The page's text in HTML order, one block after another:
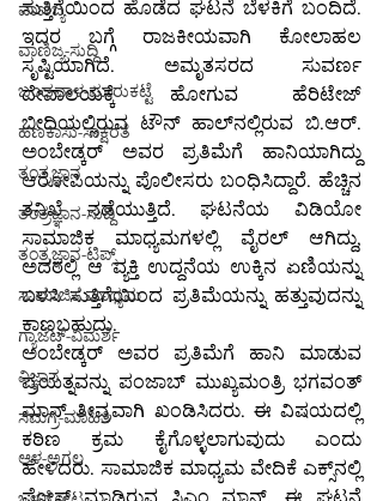
ವಾಣಿಜ್ಯ
ವಾಣಿಜ್ಯ-ಸುದ್ದಿ
ಬಂಡವಾಳ-ಮಾರುಕಟ್ಟೆ
ಹಣಕಾಸು-ಸಾಕ್ಷರತೆ
ತಂತ್ರಜ್ಞಾನ
ತಂತ್ರಜ್ಞಾನ-ಸುದ್ದಿ
ತಂತ್ರಜ್ಞಾನ-ಟಿಪ್ಸ್
ಸಾಮಾಜಿಕ ಮಾಧ್ಯಮ
ಗ್ಯಾಜೆಟ್-ವಿಮರ್ಶೆ
ವಿಜ್ಞಾನ
ಸಮಗ್ರ-ಮಾಹಿತಿ
ಆಳ-ಅಗಲ
ಸುತ್ತಿಗೆಯಿಂದ ಹೊಡೆದ ಘಟನೆ ಬೆಳಕಿಗೆ ಬಂದಿದೆ.
ಇದರ ಬಗ್ಗೆ ರಾಜಕೀಯವಾಗಿ ಕೋಲಾಹಲ
ಸೃಷ್ಟಿಯಾಗಿದೆ. ಅಮೃತಸರದ ಸುವರ್ಣ
ದೇವಾಲಯಕ್ಕೆ ಹೋಗುವ ಹೆರಿಟೇಜ್
ಬೀದಿಯಲ್ಲಿರುವ ಟೌನ್ ಹಾಲ್‌ನಲ್ಲಿರುವ ಬಿ.ಆರ್.
ಅಂಬೇಡ್ಕರ್ ಅವರ ಪ್ರತಿಮೆಗೆ ಹಾನಿಯಾಗಿದ್ದು
ಆರೋಪಿಯನ್ನು ಪೊಲೀಸರು ಬಂಧಿಸಿದ್ದಾರೆ. ಹೆಚ್ಚಿನ
ತನಿಖೆ ನಡೆಯುತ್ತಿದೆ. ಘಟನೆಯ ವಿಡಿಯೋ
ಸಾಮಾಜಿಕ ಮಾಧ್ಯಮಗಳಲ್ಲಿ ವೈರಲ್ ಆಗಿದ್ದು,
ಅದರಲ್ಲಿ ಆ ವ್ಯಕ್ತಿ ಉದ್ದನೆಯ ಉಕ್ಕಿನ ಏಣಿಯನ್ನು
ಬಳಸಿ ಸುತ್ತಿಗೆಯಿಂದ ಪ್ರತಿಮೆಯನ್ನು ಹತ್ತುವುದನ್ನು
ಕಾಣಬಹುದು.
ಅಂಬೇಡ್ಕರ್ ಅವರ ಪ್ರತಿಮೆಗೆ ಹಾನಿ ಮಾಡುವ
ಪ್ರಯತ್ನವನ್ನು ಪಂಜಾಬ್ ಮುಖ್ಯಮಂತ್ರಿ ಭಗವಂತ್
ಮಾನ್ ತೀವ್ರವಾಗಿ ಖಂಡಿಸಿದರು. ಈ ವಿಷಯದಲ್ಲಿ
ಕಠಿಣ ಕ್ರಮ ಕೈಗೊಳ್ಳಲಾಗುವುದು ಎಂದು
ಹೇಳಿದರು. ಸಾಮಾಜಿಕ ಮಾಧ್ಯಮ ವೇದಿಕೆ ಎಕ್ಸ್‌ನಲ್ಲಿ
ಪೋಸ್ಟ್ ಮಾಡಿರುವ ಸಿಎಂ ಮಾನ್, ಈ ಘಟನೆ